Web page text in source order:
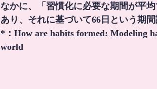
なかに、「習慣化に必要な期間が平
あり、それに基づいて66日という期
*：How are habits formed: Modeling
world